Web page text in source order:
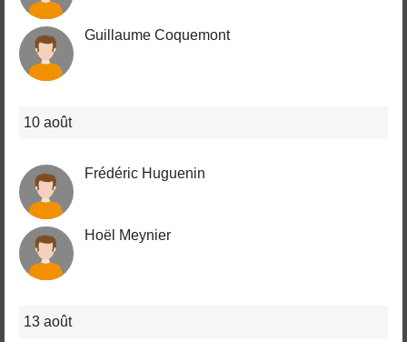
Guillaume Coquemont
10 août
Frédéric Huguenin
Hoël Meynier
13 août